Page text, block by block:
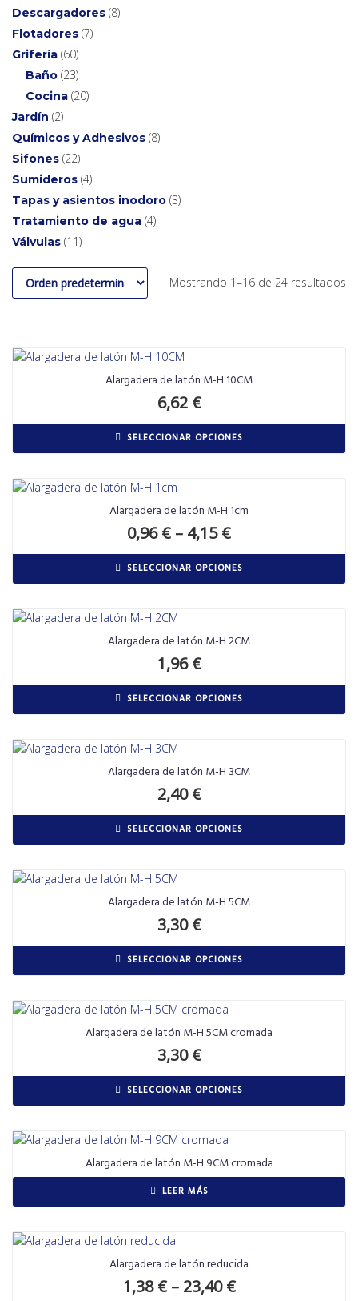
Mostrando 1–16 de 24 resultados
Alargadera de latón M-H 10CM
6,62 €
SELECCIONAR OPCIONES
Alargadera de latón M-H 1cm
0,96€– 4,15€
SELECCIONAR OPCIONES
Alargadera de latón M-H 2CM
1,96€
SELECCIONAR OPCIONES
Alargadera de latón M-H 3CM
2,40€
SELECCIONAR OPCIONES
Alargadera de latón M-H 5CM
3,30€
SELECCIONAR OPCIONES
Alargadera de latón M-H 5CM cromada
3,30€
SELECCIONAR OPCIONES
Alargadera de latón M-H 9CM cromada
LEER MÁS
Alargadera de latón reducida
1,38€– 23,40€
Descargadores 8
Flotadores 7
Grifería 60
Baño 23
Cocina 20
Jardín 2
Químicos y Adhesivos 8
Sifones 22
Sumideros 4
Tapas y asientos inodoro 3
Tratamiento de agua 4
Válvulas 11